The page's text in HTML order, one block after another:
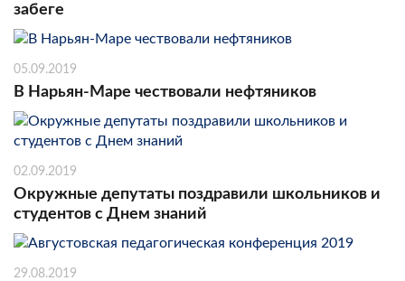
забеге
05.09.2019
В Нарьян-Маре чествовали нефтяников
02.09.2019
Окружные депутаты поздравили школьников и
студентов с Днем знаний
29.08.2019